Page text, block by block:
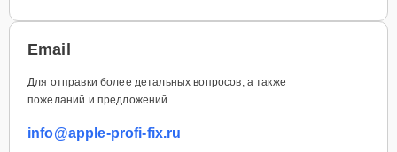
Email
Для отправки более детальных вопросов, а также
пожеланий и предложений
info@apple-profi-fix.ru